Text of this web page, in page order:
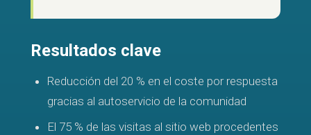
Resultados clave
Reducción del 20 % en el coste por respuesta
gracias al autoservicio de la comunidad
El 75 % de las visitas al sitio web procedentes